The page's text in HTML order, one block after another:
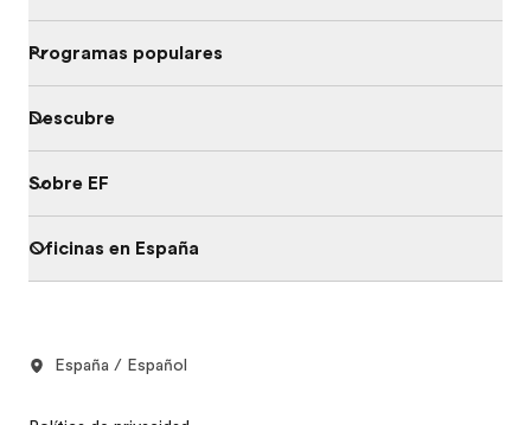
Programas populares
Descubre
Sobre EF
Oficinas en España
España / Español